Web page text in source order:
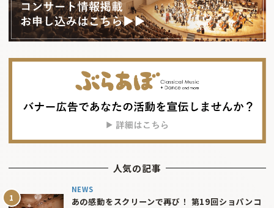
人気の記事
NEWS
あの感動をスクリーンで再び！ 第19回ショパンコ